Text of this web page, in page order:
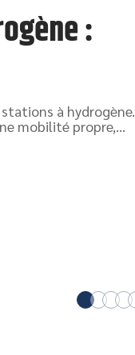
:
à hydrogène.
mobilité propre,…